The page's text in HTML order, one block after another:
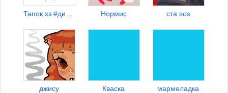
Нормис ста sos
джису Кваска ⁥⁥⁥мармеладка